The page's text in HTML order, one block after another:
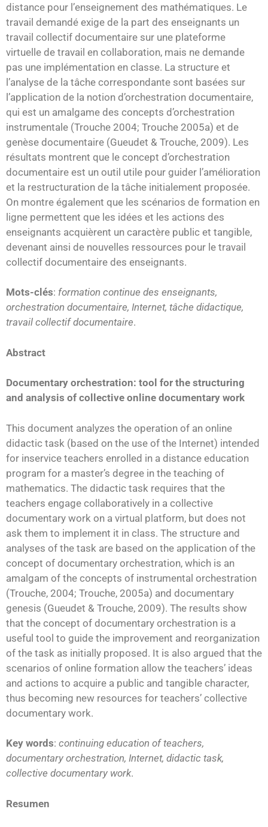
distance pour l’enseignement des mathématiques. Le
travail demandé exige de la part des enseignants un
travail collectif documentaire sur une plateforme
virtuelle de travail en collaboration, mais ne demande
pas une implémentation en classe. La structure et
l’analyse de la tâche correspondante sont basées sur
l’application de la notion d’orchestration documentaire,
qui est un amalgame des concepts d’orchestration
instrumentale (Trouche 2004; Trouche 2005a) et de
genèse documentaire (Gueudet & Trouche, 2009). Les
résultats montrent que le concept d’orchestration
documentaire est un outil utile pour guider l’amélioration
et la restructuration de la tâche initialement proposée.
On montre également que les scénarios de formation en
ligne permettent que les idées et les actions des
enseignants acquièrent un caractère public et tangible,
devenant ainsi de nouvelles ressources pour le travail
collectif documentaire des enseignants.
Mots-clés: formation continue des enseignants,
orchestration documentaire, Internet, tâche didactique,
travail collectif documentaire.
Abstract
Documentary orchestration: tool for the structuring
and analysis of collective online documentary work
This document analyzes the operation of an online
didactic task (based on the use of the Internet) intended
for inservice teachers enrolled in a distance education
program for a master’s degree in the teaching of
mathematics. The didactic task requires that the
teachers engage collaboratively in a collective
documentary work on a virtual platform, but does not
ask them to implement it in class. The structure and
analyses of the task are based on the application of the
concept of documentary orchestration, which is an
amalgam of the concepts of instrumental orchestration
(Trouche, 2004; Trouche, 2005a) and documentary
genesis (Gueudet & Trouche, 2009). The results show
that the concept of documentary orchestration is a
useful tool to guide the improvement and reorganization
of the task as initially proposed. It is also argued that the
scenarios of online formation allow the teachers’ ideas
and actions to acquire a public and tangible character,
thus becoming new resources for teachers’ collective
documentary work.
Key words: continuing education of teachers,
documentary orchestration, Internet, didactic task,
collective documentary work.
Resumen